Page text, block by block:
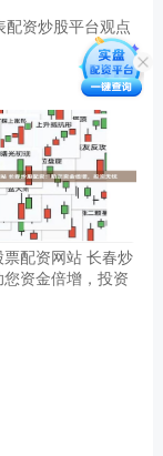
资炒股平台观点
配资网站 长春炒
资金倍增，投资